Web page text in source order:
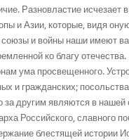
Разновластие исчезает
и Азии, кото­рые, видя
и войны наши имеют
ко благу
ума просве­щенного.
и гражданских;
за другим являются в нашей
Российского, славного
блестящей истории